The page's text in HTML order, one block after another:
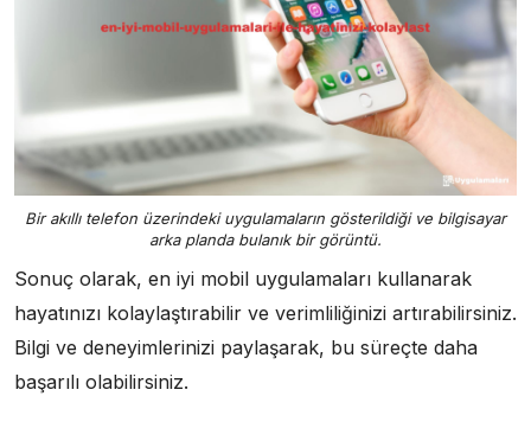
Bir akıllı telefon üzerindeki uygulamaların gösterildiği ve bilgisayar
arka planda bulanık bir görüntü.
Sonuç olarak, en iyi mobil uygulamaları kullanarak
hayatınızı kolaylaştırabilir ve verimliliğinizi artırabilirsiniz.
Bilgi ve deneyimlerinizi paylaşarak, bu süreçte daha
başarılı olabilirsiniz.